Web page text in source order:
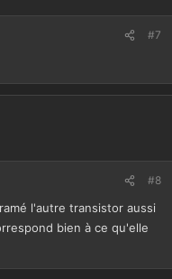
#7
#8
l'autre transistor aussi
bien à ce qu'elle